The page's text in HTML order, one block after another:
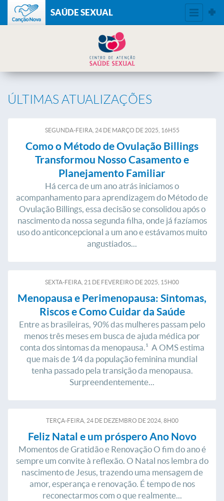
SAÚDE SEXUAL
ÚLTIMAS ATUALIZAÇÕES
SEGUNDA-FEIRA, 24DEMARÇO DE2025, 16H55
Como o Método de Ovulação Billings
Transformou Nosso Casamento e
Planejamento Familiar
Há cerca de um ano atrás iniciamos o
acompanhamento para aprendizagem do Método de
Ovulação Billings, essa decisão se consolidou após o
nascimento da nossa segunda filha, onde já fazíamos
uso do anticoncepcional a um ano e estávamos muito
angustiados...
SEXTA-FEIRA, 21 DE FEVEREIRO DE 2025, 15H00
Menopausa e Perimenopausa: Sintomas,
Riscos e Como Cuidar da Saúde
Entre as brasileiras, 90% das mulheres passam pelo
menos três meses em busca de ajuda médica por
conta dos sintomas da menopausa.¹ A OMS estima
que mais de 1⁄4 da população feminina mundial
tenha passado pela transição da menopausa.
Surpreendentemente...
TERÇA-FEIRA, 24DEDEZEMBRO DE2024, 8H00
Feliz Natal e um próspero Ano Novo
Momentos de Gratidão e Renovação O fim do ano é
sempre um convite à reflexão. O Natal nos lembra do
nascimento de Jesus, trazendo uma mensagem de
amor, esperança e renovação. É tempo de nos
reconectarmos com o que realmente...